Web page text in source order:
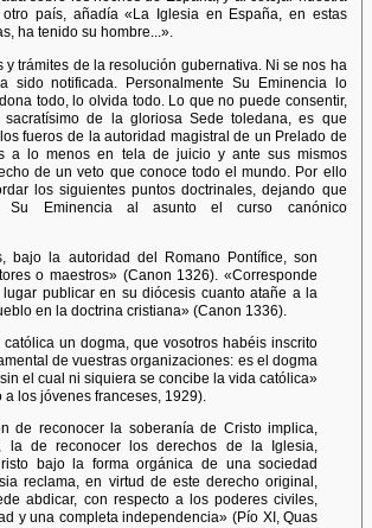
país, añadía «La Iglesia en España, en estas
ha tenido su hombre...».
y trámites de la resolución gubernativa. Ni se nos ha
sido notificada. Personalmente Su Eminencia lo
todo, lo olvida todo. Lo que no puede consentir,
de la gloriosa Sede toledana, es que
fueros de la autoridad magistral de un Prelado de
a lo menos en tela de juicio y ante sus mismos
de un veto que conoce todo el mundo. Por ello
los siguientes puntos doctrinales, dejando que
Eminencia al asunto el curso canónico
bajo la autoridad del Romano Pontífice, son
o maestros» (Canon 1326). «Corresponde
publicar en su diócesis cuanto atañe a la
en la doctrina cristiana» (Canon 1336).
un dogma, que vosotros habéis inscrito
de vuestras organizaciones: es el dogma
el cual ni siquiera se concibe la vida católica»
a los jóvenes franceses, 1929).
de reconocer la soberanía de Cristo implica,
la de reconocer los derechos de la Iglesia,
bajo la forma orgánica de una sociedad
reclama, en virtud de este derecho original,
abdicar, con respecto a los poderes civiles,
y una completa independencia» (Pío XI, Quas